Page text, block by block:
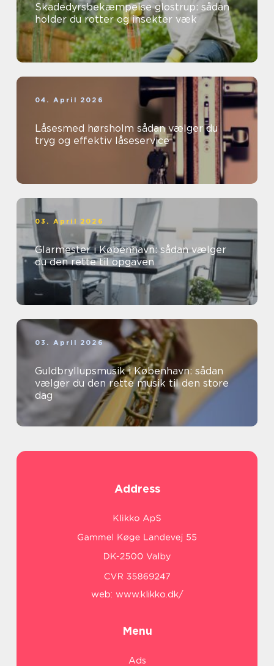
Skadedyrsbekæmpelse glostrup: sådan
holder du rotter og insekter væk
04. April 2026
Låsesmed hørsholm sådan vælger du
tryg og effektiv låseservice
03. April 2026
Glarmester i København: sådan vælger
du den rette til opgaven
03. April 2026
Guldbryllupsmusik i København: sådan
vælger du den rette musik til den store
dag
Address
web: www.klikko.dk/
Menu
Ads